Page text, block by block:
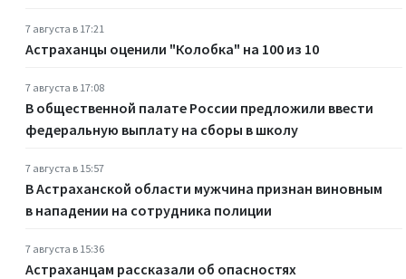
7 августа в 17:21
Астраханцы оценили "Колобка" на 100 из 10
7 августа в 17:08
В общественной палате России предложили ввести
федеральную выплату на сборы в школу
7 августа в 15:57
В Астраханской области мужчина признан виновным
в нападении на сотрудника полиции
7 августа в 15:36
Астраханцам рассказали об опасностях